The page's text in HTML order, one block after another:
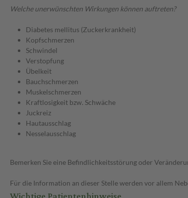
Welche unerwünschten Wirkungen können auftreten?
Diabetes mellitus (Zuckerkrankheit)
Kopfschmerzen
Schwindel
Verstopfung
Übelkeit
Bauchschmerzen
Muskelschmerzen
Kraftlosigkeit bzw. Schwäche
Juckreiz
Hautausschlag
Nesselausschlag
Bemerken Sie eine Befindlichkeitsstörung oder
Für die Information an dieser Stelle werden vor allem